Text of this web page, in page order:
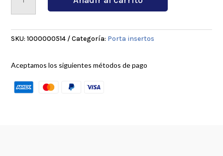
cantidad
SKU:1000000514 Categoría: Porta insertos
Aceptamos los siguientes métodos de pago